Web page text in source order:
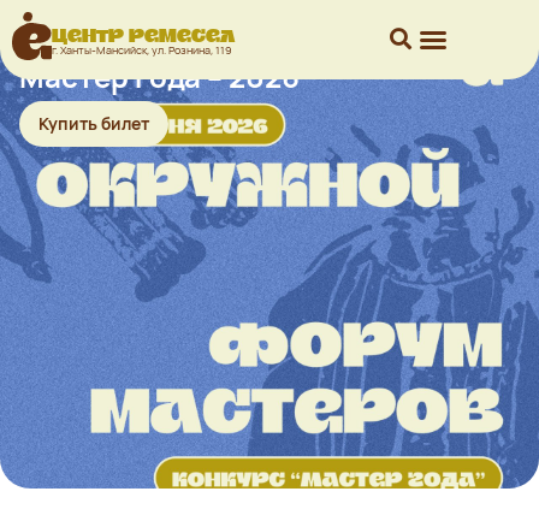
Центр ремесел
г. Ханты-Мансийск, ул. Рознина, 119
Мастер года – 2026
Купить билет